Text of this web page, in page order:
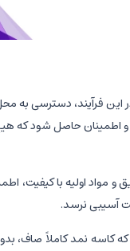
این فرآیند، دسترسی به
و اطمینان حاصل شود که
مواد اولیه با کیفیت،
آسیبی نرسد.
کاسه نمد کاملاً صاف،